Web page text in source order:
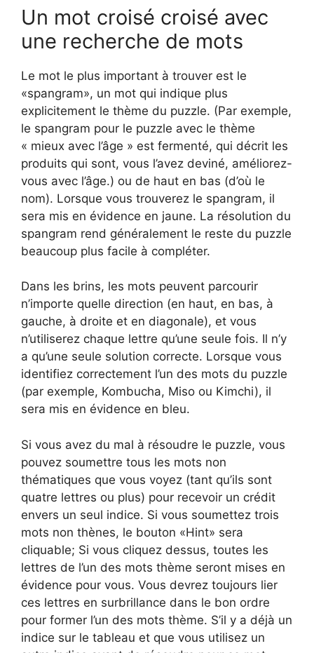
Un mot croisé croisé avec
une recherche de mots
Le mot le plus important à trouver est le
«spangram», un mot qui indique plus
explicitement le thème du puzzle. (Par exemple,
le spangram pour le puzzle avec le thème
« mieux avec l’âge » est fermenté, qui décrit les
produits qui sont, vous l’avez deviné, améliorez-
vous avec l’âge.) ou de haut en bas (d’où le
nom). Lorsque vous trouverez le spangram, il
sera mis en évidence en jaune. La résolution du
spangram rend généralement le reste du puzzle
beaucoup plus facile à compléter.
Dans les brins, les mots peuvent parcourir
n’importe quelle direction (en haut, en bas, à
gauche, à droite et en diagonale), et vous
n’utiliserez chaque lettre qu’une seule fois. Il n’y
a qu’une seule solution correcte. Lorsque vous
identifiez correctement l’un des mots du puzzle
(par exemple, Kombucha, Miso ou Kimchi), il
sera mis en évidence en bleu.
Si vous avez du mal à résoudre le puzzle, vous
pouvez soumettre tous les mots non
thématiques que vous voyez (tant qu’ils sont
quatre lettres ou plus) pour recevoir un crédit
envers un seul indice. Si vous soumettez trois
mots non thènes, le bouton «Hint» sera
cliquable; Si vous cliquez dessus, toutes les
lettres de l’un des mots thème seront mises en
évidence pour vous. Vous devrez toujours lier
ces lettres en surbrillance dans le bon ordre
pour former l’un des mots thème. S’il y a déjà un
indice sur le tableau et que vous utilisez un